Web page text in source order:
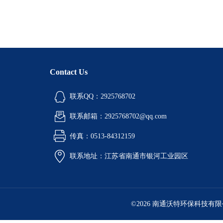
Contact Us
联系QQ：2925768702
联系邮箱：2925768702@qq.com
传真：0513-84312159
联系地址：江苏省南通市银河工业园区
©2026 南通沃特环保科技有